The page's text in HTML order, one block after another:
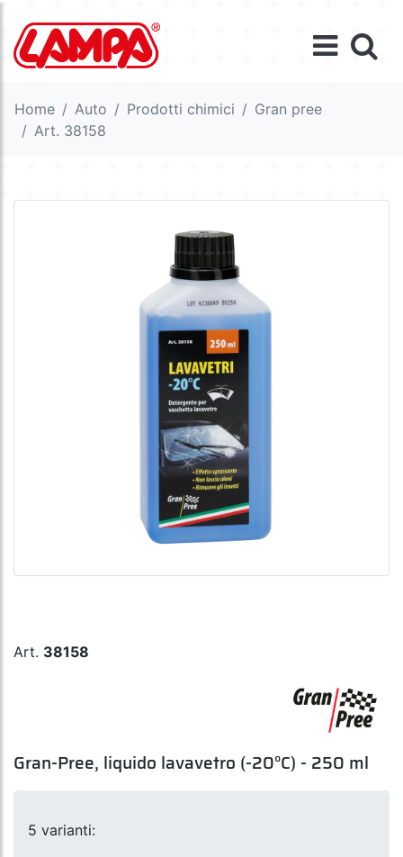
Home Auto Prodotti chimici
Gran pree
Art. 38158
Art. 38158
Gran-Pree, liquido lavavetro (-20°C) - 250 ml
5 varianti: